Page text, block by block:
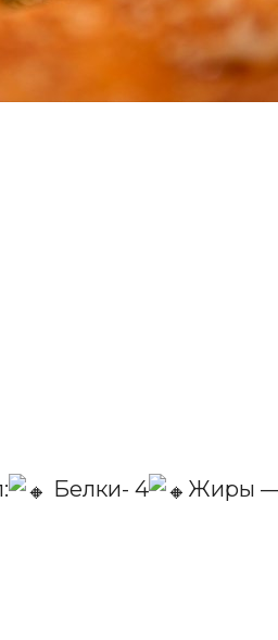
Белки- 4
Жиры